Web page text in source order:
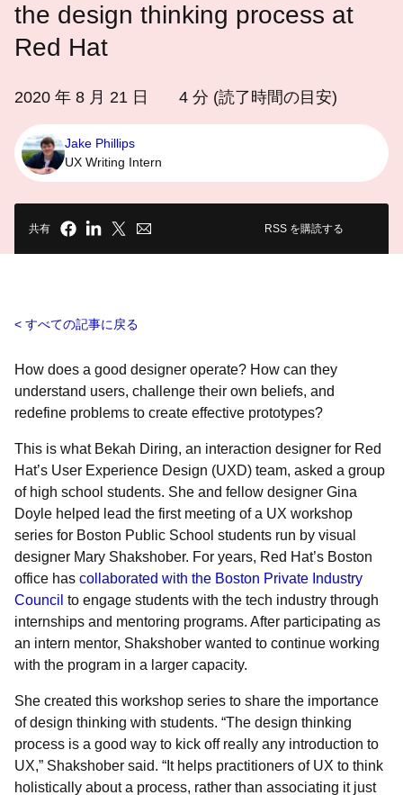
さ
the design thinking process at
Red Hat
2020 年 8 月 21 日 4 分 (読了時間の目安)
Jake Phillips
UX Writing Intern
共有 RSS を購読する
すべての記事に戻る
How does a good designer operate? How can they
understand users, challenge their own beliefs, and
redefine problems to create effective prototypes?
This is what Bekah Diring, an interaction designer for Red
Hat’s User Experience Design (UXD) team, asked a group
of high school students. She and fellow designer Gina
Doyle helped lead the first meeting of a UX workshop
series for Boston Public School students run by visual
designer Mary Shakshober. For years, Red Hat’s Boston
office has collaborated with the Boston Private Industry
Council to engage students with the tech industry through
internships and mentoring programs. After participating as
an intern mentor, Shakshober wanted to continue working
with the program in a larger capacity.
She created this workshop series to share the importance
of design thinking with students. “The design thinking
process is a good way to kick off really any introduction to
UX,” Shakshober said. “It helps practitioners of UX to think
holistically about a process, rather than associating it just